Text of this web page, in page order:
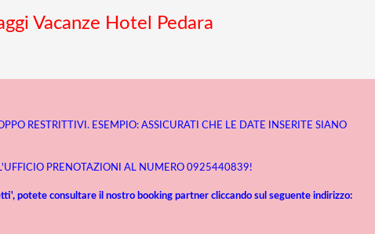
Vacanze Hotel Pedara
RESTRITTIVI. ESEMPIO: ASSICURATI CHE LE DATE INSERITE SIANO
PRENOTAZIONI AL NUMERO 0925440839!
potete consultare il nostro booking partner cliccando sul seguente indirizzo: